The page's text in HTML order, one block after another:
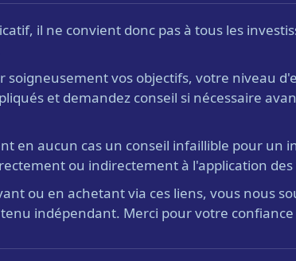
il ne convient donc pas à tous les
vos objectifs, votre niveau
et demandez conseil si nécessaire
aucun cas un conseil infaillible pour un
ou indirectement à l'application
ou en achetant via ces liens, vous nous
indépendant. Merci pour votre confiance